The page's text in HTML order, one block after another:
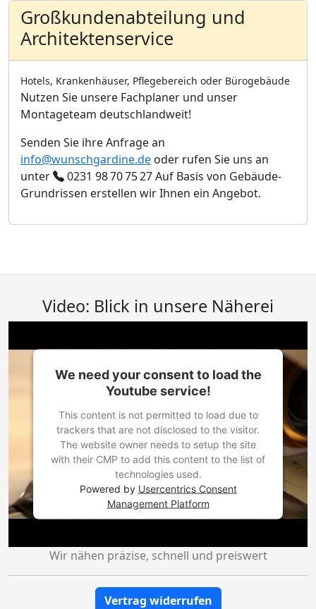
Großkundenabteilung und
Architektenservice
Hotels, Krankenhäuser, Pflegebereich oder Bürogebäude
Nutzen Sie unsere Fachplaner und unser
Montageteam deutschlandweit!
Senden Sie ihre Anfrage an
info@wunschgardine.de oder rufen Sie uns an
unter
0231 98 70 75 27Auf Basis von Gebäude-
Grundrissen erstellen wir Ihnen ein Angebot.
Video: Blick in unsere Näherei
We need your consent to load the
Youtube service!
This content is not permitted to load due to
trackers that are not disclosed to the visitor.
The website owner needs to setup the site
with their CMP to add this content to the list of
technologies used.
Powered by Usercentrics Consent
Management Platform
Wir nähen präzise, schnell und preiswert
Vertrag widerrufen